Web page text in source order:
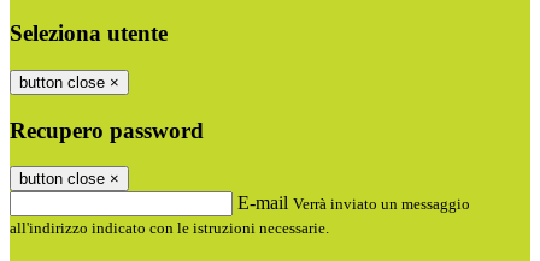
Seleziona utente
button close ×
Recupero password
button close ×
E-mail Verrà inviato un messaggio
all'indirizzo indicato con le istruzioni necessarie.